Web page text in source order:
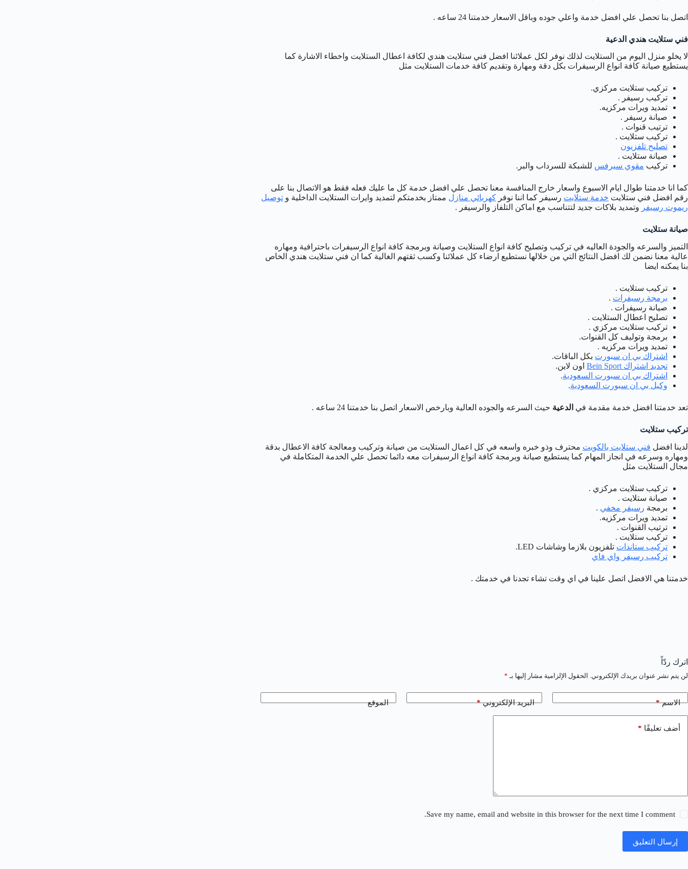
اتصل بنا تحصل علي افضل خدمة واعلي جوده وباقل الاسعار خدمتنا 24 ساعه .
فني ستلايت هندي الدعية
لا يخلو منزل اليوم من الستلايت لذلك نوفر لكل عملائنا افضل فني ستلايت هندي لكافة اعطال الستلايت واخطاء الاشارة كما
يستطيع صيانة كافة انواع الرسيفرات بكل دقة ومهارة وتقديم كافة خدمات الستلايت مثل
تركيب ستلايت مركزي.
تركيب رسيفر .
تمديد ويرات مركزيه.
صيانة رسيفر .
ترتيب قنوات .
تركيب ستلايت .
تصليح تلفزيون
صيانة ستلايت .
تركيب مقوي سيرفس للشبكة للسرداب والبر.
كما انا خدمتنا طوال ايام الاسبوع واسعار خارج المنافسة معنا تحصل علي افضل خدمة كل ما عليك فعله فقط هو الاتصال بنا على
رقم افضل فني ستلايت خدمة ستلايت رسيفر كما اننا نوفر كهربائي منازل ممتاز بخدمتكم لتمديد وايرات الستلايت الداخلية و توصيل
ريموت رسيفر وتمديد بلاكات جديد لتتناسب مع اماكن التلفاز والرسيفر .
صيانة ستلايت
التميز والسرعه والجودة العاليه في تركيب وتصليح كافة انواع الستلايت وصيانة وبرمجة كافة انواع الرسيفرات باحترافية ومهاره
عالية معنا نضمن لك افضل النتائج التي من خلالها نستطيع ارضاء كل عملائنا وكسب ثقتهم الغالية كما ان فني ستلايت هندي الخاص
بنا يمكنه ايضا
تركيب ستلايت .
برمجة رسيفرات .
صيانة رسيفرات .
تصليح اعطال الستلايت .
تركيب ستلايت مركزي .
برمجة وتوليف كل القنوات.
تمديد ويرات مركزيه .
اشتراك بي ان سبورت بكل الباقات.
تجديد اشتراك Bein Sport
اون لاين.
اشتراك بي ان سبورت السعودية.
وكيل بي ان سبورت السعودية.
تعد خدمتنا افضل خدمة مقدمة في الدعية حيث السرعه والجوده العالية وبارخص الاسعار اتصل بنا خدمتنا 24 ساعه .
تركيب ستلايت
لدينا افضل فني ستلايت بالكويت محترف وذو خبره واسعه في كل اعمال الستلايت من صيانة وتركيب ومعالجة كافة الاعطال بدقة
ومهاره وسرعه في انجاز المهام كما يستطيع صيانة وبرمجة كافة انواع الرسيفرات معه دائما تحصل علي الخدمة المتكاملة في
مجال الستلايت مثل
تركيب ستلايت مركزي .
صيانة ستلايت .
برمجة رسيفر مخفي .
تمديد ويرات مركزيه.
ترتيب القنوات .
تركيب ستلايت .
تركيب ستاندات تلفزيون بلازما وشاشات LED.
تركيب رسيفر واي فاي
خدمتنا هي الافضل اتصل علينا في اي وقت تشاء تجدنا في خدمتك .
اترك ردّاً
لن يتم نشر عنوان بريدك الإلكتروني. الحقول الإلزامية مشار إليها بـ *
الاسم* البريد الإلكتروني* الموقع
أضف تعليقًا *
Save my name, email and website in this browser for the next time I comment.
إرسال التعليق